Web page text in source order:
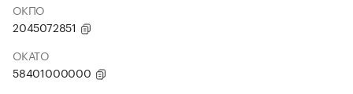
ОКПО
2045072851
ОКАТО
58401000000